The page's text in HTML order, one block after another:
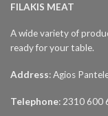
FILAKIS MEAT
A wide variety of
ready for your table.
Address: Agios
Telephone: 2310 600